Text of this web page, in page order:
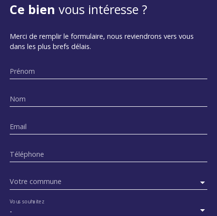
Ce bien vous intéresse ?
Merci de remplir le formulaire, nous reviendrons vers vous
dans les plus brefs délais.
Prénom
Nom
Email
Téléphone
Votre commune
-
Vous souhaitez